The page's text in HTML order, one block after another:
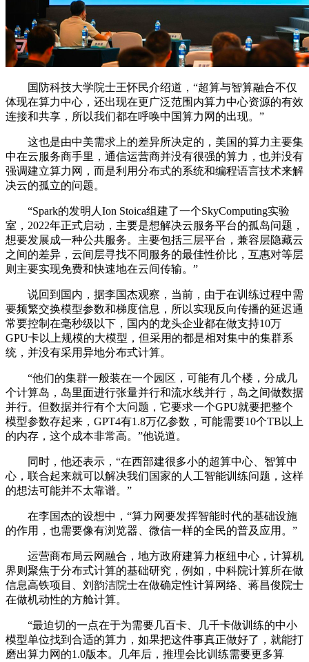
国防科技大学院士王怀民介绍道，“超算与智算融合不仅
体现在算力中心，还出现在更广泛范围内算力中心资源的有效
连接和共享，所以我们都在呼唤中国算力网的出现。”
这也是由中美需求上的差异所决定的，美国的算力主要集
中在云服务商手里，通信运营商并没有很强的算力，也并没有
强调建立算力网，而是利用分布式的系统和编程语言技术来解
决云的孤立的问题。
“Spark的发明人Ion Stoica组建了一个SkyComputing实验
室，2022年正式启动，主要是想解决云服务平台的孤岛问题，
想要发展成一种公共服务。主要包括三层平台，兼容层隐藏云
之间的差异，云间层寻找不同服务的最佳性价比，互惠对等层
则主要实现免费和快速地在云间传输。”
说回到国内，据李国杰观察，当前，由于在训练过程中需
要频繁交换模型参数和梯度信息，所以实现反向传播的延迟通
常要控制在毫秒级以下，国内的龙头企业都在做支持10万
GPU卡以上规模的大模型，但采用的都是相对集中的集群系
统，并没有采用异地分布式计算。
“他们的集群一般装在一个园区，可能有几个楼，分成几
个计算岛，岛里面进行张量并行和流水线并行，岛之间做数据
并行。但数据并行有个大问题，它要求一个GPU就要把整个
模型参数存起来，GPT4有1.8万亿参数，可能需要10个TB以上
的内存，这个成本非常高。”他说道。
同时，他还表示，“在西部建很多小的超算中心、智算中
心，联合起来就可以解决我们国家的人工智能训练问题，这样
的想法可能并不太靠谱。”
在李国杰的设想中，“算力网要发挥智能时代的基础设施
的作用，也需要像有浏览器、微信一样的全民的普及应用。”
运营商布局云网融合，地方政府建算力枢纽中心，计算机
界则聚焦于分布式计算的基础研究，例如，中科院计算所在做
信息高铁项目、刘韵洁院士在做确定性计算网络、蒋昌俊院士
在做机动性的方舱计算。
“最迫切的一点在于为需要几百卡、几千卡做训练的中小
模型单位找到合适的算力，如果把这件事真正做好了，就能打
磨出算力网的1.0版本。几年后，推理会比训练需要更多算